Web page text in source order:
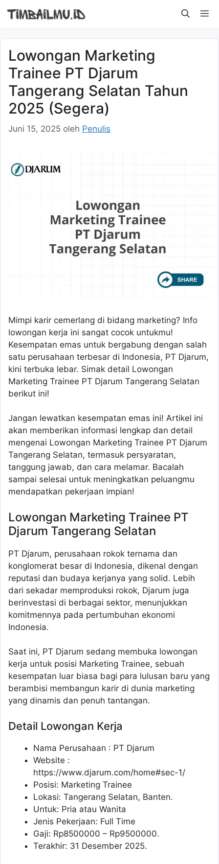
Lowongan Marketing
Trainee PT Djarum
Tangerang Selatan Tahun
2025 (Segera)
Juni 15, 2025 oleh Penulis
Mimpi karir cemerlang di bidang marketing? Info
lowongan kerja ini sangat cocok untukmu!
Kesempatan emas untuk bergabung dengan salah
satu perusahaan terbesar di Indonesia, PT Djarum,
kini terbuka lebar. Simak detail Lowongan
Marketing Trainee PT Djarum Tangerang Selatan
berikut ini!
Jangan lewatkan kesempatan emas ini! Artikel ini
akan memberikan informasi lengkap dan detail
mengenai Lowongan Marketing Trainee PT Djarum
Tangerang Selatan, termasuk persyaratan,
tanggung jawab, dan cara melamar. Bacalah
sampai selesai untuk meningkatkan peluangmu
mendapatkan pekerjaan impian!
Lowongan Marketing Trainee PT
Djarum Tangerang Selatan
PT Djarum, perusahaan rokok ternama dan
konglomerat besar di Indonesia, dikenal dengan
reputasi dan budaya kerjanya yang solid. Lebih
dari sekadar memproduksi rokok, Djarum juga
berinvestasi di berbagai sektor, menunjukkan
komitmennya pada pertumbuhan ekonomi
Indonesia.
Saat ini, PT Djarum sedang membuka lowongan
kerja untuk posisi Marketing Trainee, sebuah
kesempatan luar biasa bagi para lulusan baru yang
berambisi membangun karir di dunia marketing
yang dinamis dan penuh tantangan.
Detail Lowongan Kerja
Nama Perusahaan : PT Djarum
Website :
https://www.djarum.com/home#sec-1/
Posisi: Marketing Trainee
Lokasi: Tangerang Selatan, Banten.
Untuk: Pria atau Wanita
Jenis Pekerjaan: Full Time
Gaji: Rp8500000 – Rp9500000.
Terakhir: 31 Desember 2025.